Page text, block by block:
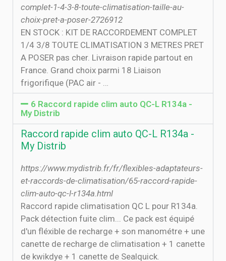
complet-1-4-3-8-toute-climatisation-taille-au-
choix-pret-a-poser-2726912
EN STOCK : KIT DE RACCORDEMENT COMPLET
1/4 3/8 TOUTE CLIMATISATION 3 METRES PRET
A POSER pas cher. Livraison rapide partout en
France. Grand choix parmi 18 Liaison
frigorifique (PAC air - …
6 Raccord rapide clim auto QC-L R134a -
My Distrib
Raccord rapide clim auto QC-L R134a -
My Distrib
https://www.mydistrib.fr/fr/flexibles-adaptateurs-
et-raccords-de-climatisation/65-raccord-rapide-
clim-auto-qc-l-r134a.html
Raccord rapide climatisation QC L pour R134a.
Pack détection fuite clim... Ce pack est équipé
d'un fléxible de recharge + son manométre + une
canette de recharge de climatisation + 1 canette
de kwikdye + 1 canette de Sealquick.